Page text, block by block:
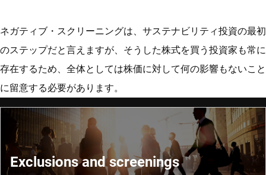
ネガティブ・スクリーニングは、サステナビリティ投資の最初
のステップだと言えますが、そうした株式を買う投資家も常に
存在するため、全体としては株価に対して何の影響もないこと
に留意する必要があります。
Exclusions and screenings